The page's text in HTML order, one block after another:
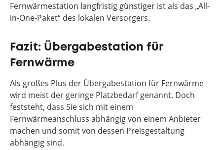
Fernwärmestation langfristig günstiger ist als das „All-
in-One-Paket“ des lokalen Versorgers.
Fazit: Übergabestation für
Fernwärme
Als großes Plus der Übergabestation für Fernwärme
wird meist der geringe Platzbedarf genannt. Doch
feststeht, dass Sie sich mit einem
Fernwärmeanschluss abhängig von einem Anbieter
machen und somit von dessen Preisgestaltung
abhängig sind.